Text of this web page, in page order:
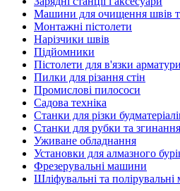
Машини для очищення швів
Монтажні пістолети
Нарізчики швів
Підйомники
Пістолети для в'язки арматури
Пилки для різання стін
Промислові пилососи
Садова техніка
Станки для різки
Станки для рубки та
Уживане обладнання
Установки для алмазного
Фрезерувальні машини
Шліфувальні та